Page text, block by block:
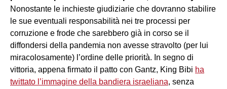
Nonostante le inchieste giudiziarie che dovranno stabilire
le sue eventuali responsabilità nei tre processi per
corruzione e frode che sarebbero già in corso se il
diffondersi della pandemia non avesse stravolto (per lui
miracolosamente) l’ordine delle priorità. In segno di
vittoria, appena firmato il patto con Gantz, King Bibi ha
twittato l’immagine della bandiera israeliana, senza